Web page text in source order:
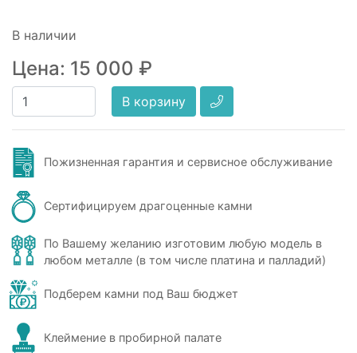
В наличии
Цена: 15 000 ₽
В корзину
Пожизненная гарантия и сервисное обслуживание
Сертифицируем драгоценные камни
По Вашему желанию изготовим любую модель в
любом металле (в том числе платина и палладий)
Подберем камни под Ваш бюджет
Клеймение в пробирной палате